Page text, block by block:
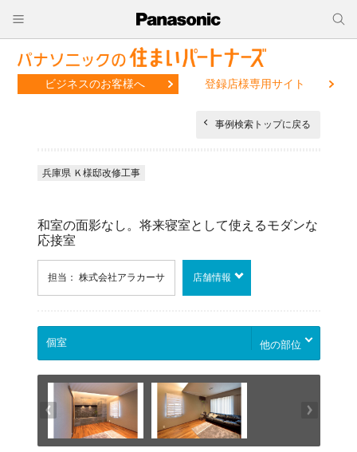
ビジネスのお客様へ 登録店様専用サイト
事例検索トップに戻る
兵庫県 Ｋ様邸改修工事
和室の面影なし。将来寝室として使えるモダンな
応接室
担当： 株式会社アラカーサ 店舗情報
他の部位